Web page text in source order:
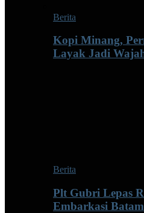
Berita
Kopi Minang,
Layak Jadi
Berita
Plt Gubri Lepas
Embarkasi